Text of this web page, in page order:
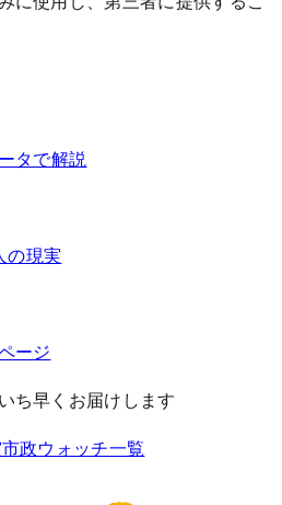
タで解説
の現実
ージ
ち早くお届けします
政ウォッチ一覧